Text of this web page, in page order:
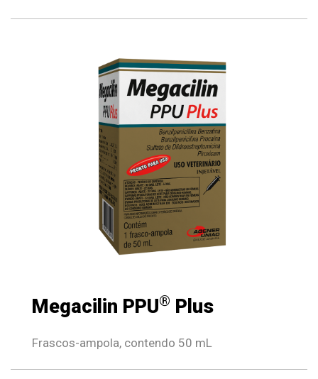
Megacilin PPU® Plus
Frascos-ampola, contendo 50 mL